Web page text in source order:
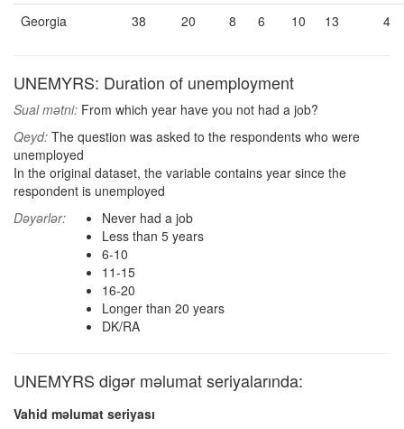
Georgia
38 20 8 6 10 13 4
UNEMYRS: Duration of unemployment
Sual mətni: From which year have you not had a job?
Qeyd: The question was asked to the respondents who were
unemployed
In the original dataset, the variable contains year since the
respondent is unemployed
Dəyərlər:
Never had a job
Less than 5 years
6-10
11-15
16-20
Longer than 20 years
DK/RA
UNEMYRS digər məlumat seriyalarında:
Vahid məlumat seriyası